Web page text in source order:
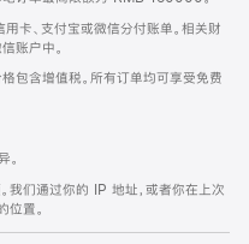
卡、支付宝或微信分付账单。相关财
账户中。
包含增值税。所有订单均可享受免费
。
我们通过你的 IP 地址，或者你在上次
置。